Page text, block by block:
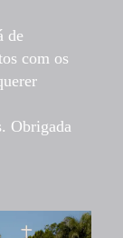
de
com os
Obrigada